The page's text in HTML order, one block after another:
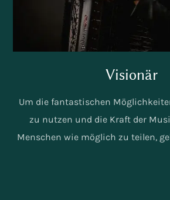
Visionär
Um die fantastischen
zu nutzen und die Kraft der
Menschen wie möglich zu teilen,